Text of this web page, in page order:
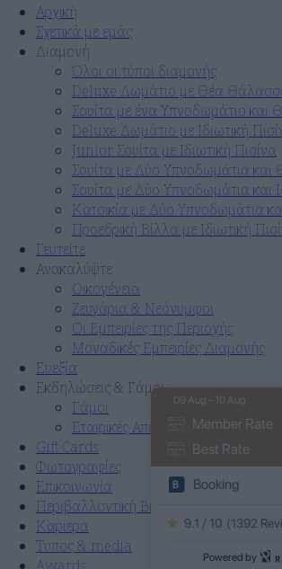
Αρχική
Σχετικά με εμάς
Διαμονή
Όλοι οι τύποι διαμονής
Deluxe Δωμάτιο με Θέα
Σουίτα με ένα Υπνοδωμάτιο
Deluxe Δωμάτιο με Ιδιωτική
Junior Σουίτα με Ιδιωτική Πισίνα
Σουίτα με Δύο Υπνοδωμάτια
Σουίτα με Δύο Υπνοδωμάτια και
Κατοικία με Δύο Υπνοδωμάτια
Προεδρική Βίλλα με Ιδιωτική
Γευτείτε
Ανακαλύψτε
Οικογένεια
Ζευγάρια & Νεόνυμφοι
Οι Εμπειρίες της Περιοχής
Μοναδικές Εμπειρίες Διαμονής
Ευεξία
Εκδηλώσεις & Γάμοι
Γάμοι
Εταιρικές Αποδράσεις
Gift Cards
Φωτογραφίες
Επικοινωνία
Περιβαλλοντική Βιωσιμότητα
Καριερα
Τυπος & media
Awards
09 Aug - 10 Aug
Member Rate
Best Rate
Booking
9.1 / 10 (1392
Powered by